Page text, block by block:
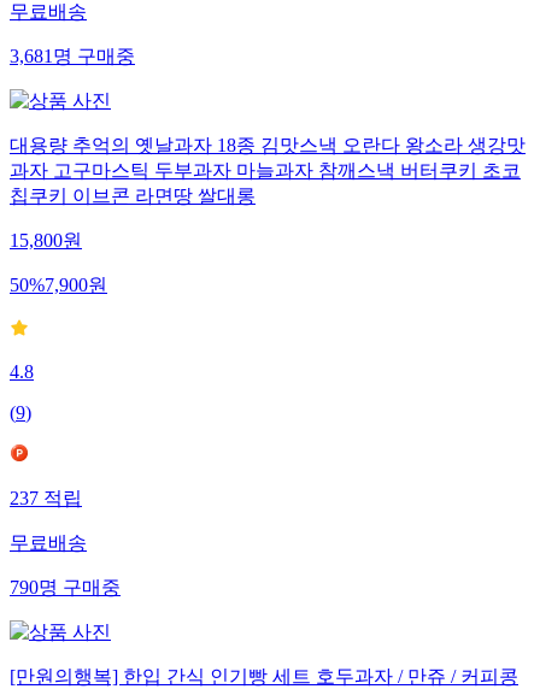
무료배송
3,681 명 구매중
대용량 추억의 옛날과자 18종 김맛스낵 오란다 왕소라 생강맛
과자 고구마스틱 두부과자 마늘과자 참깨스낵 버터쿠키 초코
칩쿠키 이브콘 라면땅 쌀대롱
15,800원
50%7,900원
4.8
(9)
237 적립
무료배송
790명 구매중
[만원의행복] 한입 간식 인기빵 세트 호두과자 / 만쥬 / 커피콩